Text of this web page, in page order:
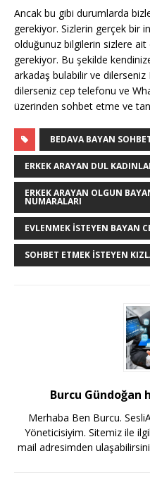
Ancak bu gibi durumlarda
gerekiyor. Sizlerin gerçek bir
olduğunuz bilgilerin sizlere
gerekiyor. Bu şekilde
arkadaş bulabilir ve
dilerseniz cep telefonu ve
üzerinden sohbet etme ve
BEDAVA BAYAN
ERKEK ARAYAN DUL
ERKEK ARAYAN OLGUN
NUMARALARI
EVLENMEK ISTEYEN BAYAN
SOHBET ETMEK İSTEYEN
Burcu Gündoğan
Merhaba Ben Burcu.
Yöneticisiyim. Sitemiz ile
mail adresimden